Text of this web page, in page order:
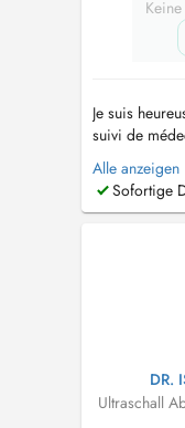
Je suis
suivi de
également de
naissance
vaccins.
également
Alle anzeigen
Sofortige
DR.
Ultraschall